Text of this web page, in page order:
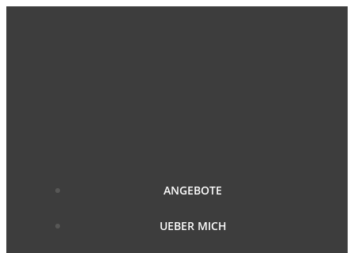
ANGEBOTE
UEBER MICH